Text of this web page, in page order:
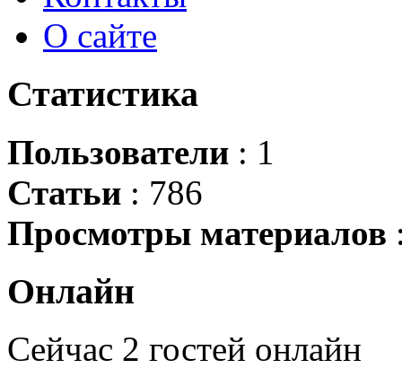
О сайте
Статистика
Пользователи : 1
Статьи : 786
Просмотры материалов
Онлайн
Сейчас 2 гостей онлайн